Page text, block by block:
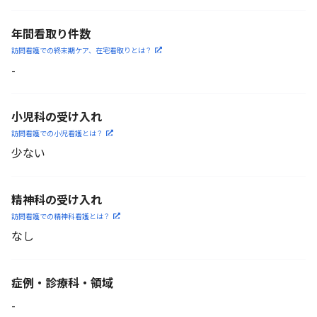
年間看取り件数
訪問看護での終末期ケア、 在宅看取りとは？
-
小児科の受け入れ
訪問看護での小児看護とは？
少ない
精神科の受け入れ
訪問看護での精神科看護とは？
なし
症例・診療科・ 領域
-